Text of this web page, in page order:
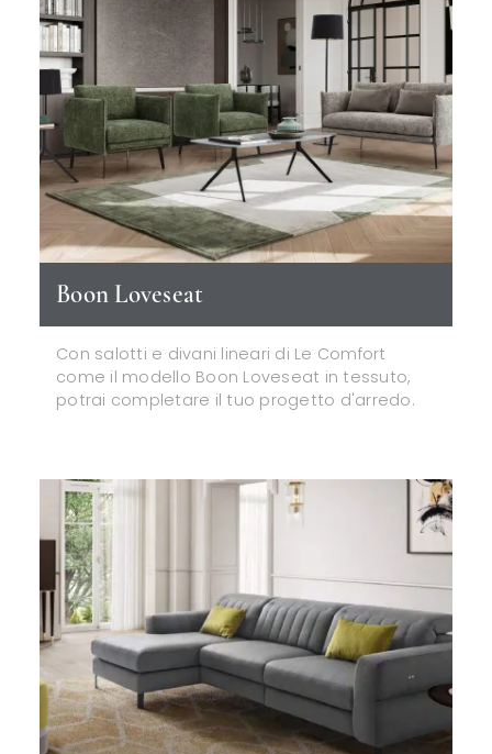
Boon Loveseat
Con salotti e divani lineari di Le Comfort
come il modello Boon Loveseat in tessuto,
potrai completare il tuo progetto d'arredo.